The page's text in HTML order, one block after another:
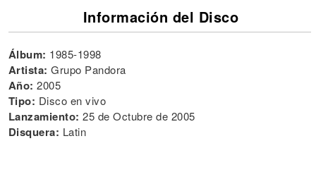
Información del Disco
Álbum: 1985-1998
Artista: Grupo Pandora
Año: 2005
Tipo: Disco en vivo
Lanzamiento: 25 de Octubre de 2005
Disquera: Latin